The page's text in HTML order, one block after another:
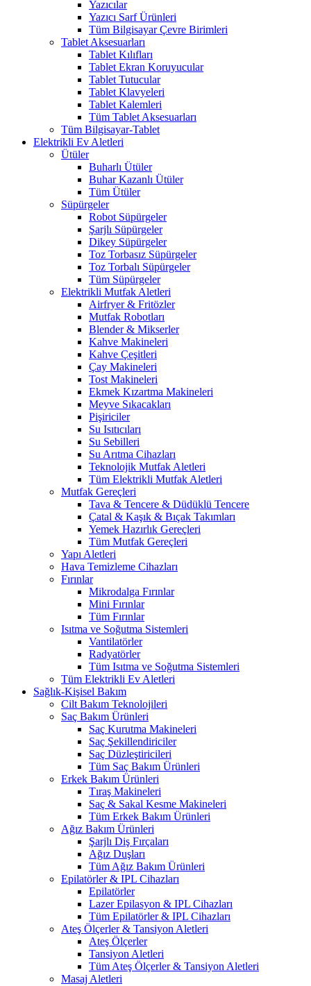
Yazıcılar
Yazıcı Sarf Ürünleri
Tüm Bilgisayar Çevre Birimleri
Tablet Aksesuarları
Tablet Kılıfları
Tablet Ekran Koruyucular
Tablet Tutucular
Tablet Klavyeleri
Tablet Kalemleri
Tüm Tablet Aksesuarları
Tüm Bilgisayar-Tablet
Elektrikli Ev Aletleri
Ütüler
Buharlı Ütüler
Buhar Kazanlı Ütüler
Tüm Ütüler
Süpürgeler
Robot Süpürgeler
Şarjlı Süpürgeler
Dikey Süpürgeler
Toz Torbasız Süpürgeler
Toz Torbalı Süpürgeler
Tüm Süpürgeler
Elektrikli Mutfak Aletleri
Airfryer & Fritözler
Mutfak Robotları
Blender & Mikserler
Kahve Makineleri
Kahve Çeşitleri
Çay Makineleri
Tost Makineleri
Ekmek Kızartma Makineleri
Meyve Sıkacakları
Pişiriciler
Su Isıtıcıları
Su Sebilleri
Su Arıtma Cihazları
Teknolojik Mutfak Aletleri
Tüm Elektrikli Mutfak Aletleri
Mutfak Gereçleri
Tava & Tencere & Düdüklü Tencere
Çatal & Kaşık & Bıçak Takımları
Yemek Hazırlık Gereçleri
Tüm Mutfak Gereçleri
Yapı Aletleri
Hava Temizleme Cihazları
Fırınlar
Mikrodalga Fırınlar
Mini Fırınlar
Tüm Fırınlar
Isıtma ve Soğutma Sistemleri
Vantilatörler
Radyatörler
Tüm Isıtma ve Soğutma Sistemleri
Tüm Elektrikli Ev Aletleri
Sağlık-Kişisel Bakım
Cilt Bakım Teknolojileri
Saç Bakım Ürünleri
Saç Kurutma Makineleri
Saç Şekillendiriciler
Saç Düzleştiricileri
Tüm Saç Bakım Ürünleri
Erkek Bakım Ürünleri
Tıraş Makineleri
Saç & Sakal Kesme Makineleri
Tüm Erkek Bakım Ürünleri
Ağız Bakım Ürünleri
Şarjlı Diş Fırçaları
Ağız Duşları
Tüm Ağız Bakım Ürünleri
Epilatörler & IPL Cihazları
Epilatörler
Lazer Epilasyon & IPL Cihazları
Tüm Epilatörler & IPL Cihazları
Ateş Ölçerler & Tansiyon Aletleri
Ateş Ölçerler
Tansiyon Aletleri
Tüm Ateş Ölçerler & Tansiyon Aletleri
Masaj Aletleri